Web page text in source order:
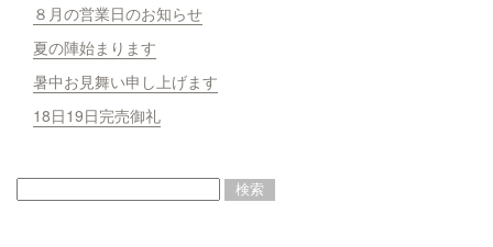
８月の営業日のお知らせ
夏の陣始まります
暑中お見舞い申し上げます
18日19日完売御礼